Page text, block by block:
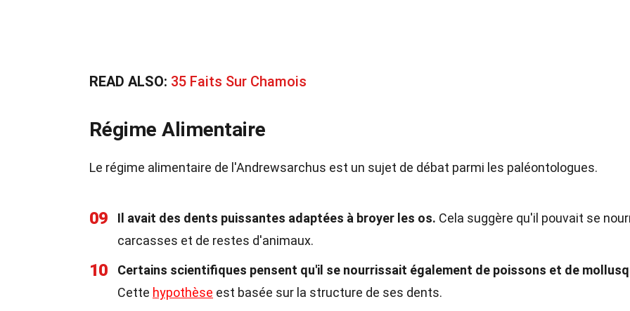
READ ALSO: 35 Faits Sur Chamois
Régime Alimentaire
Le régime alimentaire de l'Andrewsarchus est un sujet de débat parmi les paléontologues.
09 Il avait des dents puissantes adaptées à broyer les os. Cela suggère qu'il pouvait se
carcasses et de restes d'animaux.
10
Certains scientifiques pensent qu'il se nourrissait également de poissons et de
Cette hypothèse est basée sur la structure de ses dents.